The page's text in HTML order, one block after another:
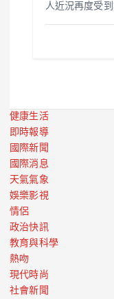
人近況再度受到
健康生活
即時報導
國際新聞
國際消息
天氣氣象
娛樂影視
情侶
政治快訊
教育與科學
熱吻
現代時尚
社會新聞